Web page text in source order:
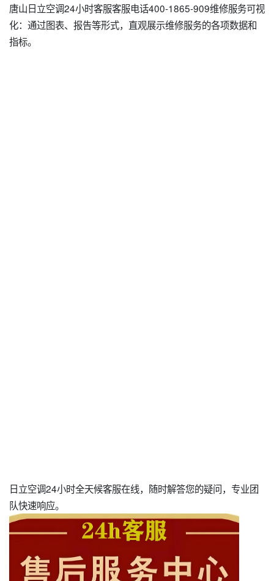
唐山日立空调24小时客服客服电话400-1865-909维修服务可视
化：通过图表、报告等形式，直观展示维修服务的各项数据和
指标。
日立空调24小时全天候客服在线，随时解答您的疑问，专业团
队快速响应。